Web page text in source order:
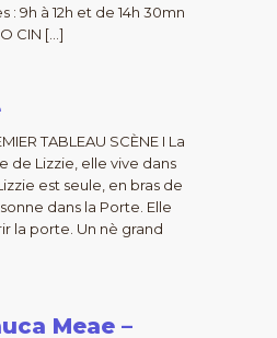
: 9h à 12h et de 14h 30mn
CIN […]
TABLEAU SCÈNE I La
de Lizzie, elle vive dans
est seule, en bras de
dans la Porte. Elle
la porte. Un nè grand
Meae –